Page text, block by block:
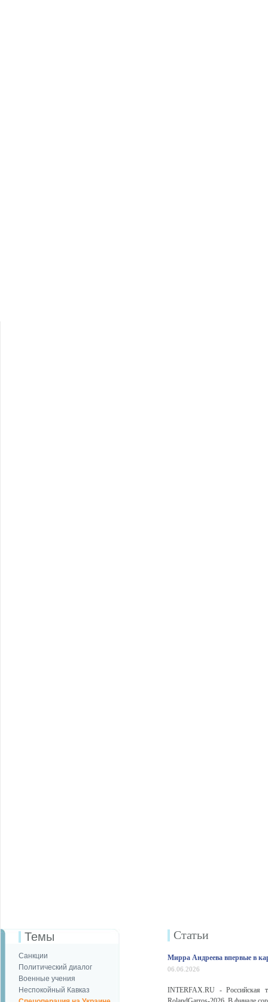
Темы
Санкции
Политический диалог
Военные учения
Неспокойный Кавказ
Статьи
Мирра Андреева впервые в
06.06.2026
INTERFAX.RU - Российская